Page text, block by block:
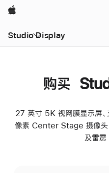
Apple
Studio Display
购买
27 英寸 5K 视网膜显示屏
像素 Center Stage 摄像头
及雷雳